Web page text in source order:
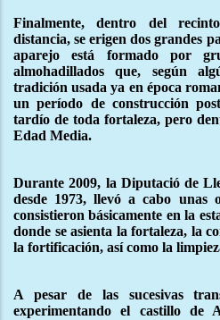
Finalmente, dentro del
distancia, se erigen dos grandes
aparejo está formado por
almohadillados que, según
tradición usada ya en época
un período de construcción
tardío de toda fortaleza, pero
Edad Media.
Durante 2009, la Diputació de
desde 1973, llevó a cabo unas
consistieron básicamente en la
donde se asienta la fortaleza, la
la fortificación, así como la
A pesar de las sucesivas
experimentando el castillo de